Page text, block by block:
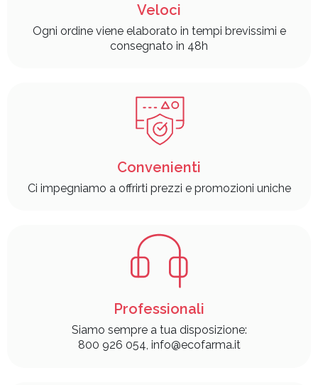
Veloci
Ogni ordine viene elaborato in tempi brevissimi e
consegnato in 48h
Convenienti
Ci impegniamo a offrirti prezzi e promozioni uniche
Professionali
Siamo sempre a tua disposizione:
800 926 054, info@ecofarma.it